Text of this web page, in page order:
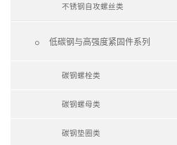
不锈钢自攻螺丝类
 低碳钢与高强度紧固件系列
碳钢螺栓类
碳钢螺母类
碳钢垫圈类